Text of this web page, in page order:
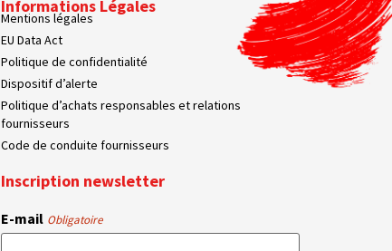
Informations Légales
Mentions légales
EU Data Act
Politique de confidentialité
Dispositif d’alerte
Politique d’achats responsables et relations
fournisseurs
Code de conduite fournisseurs
Inscription newsletter
E-mail Obligatoire